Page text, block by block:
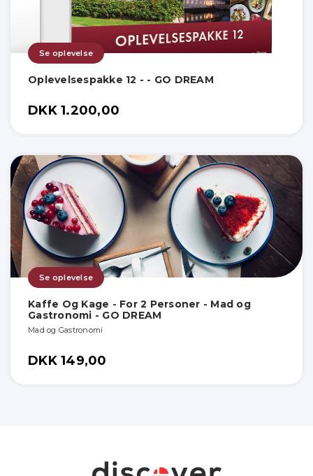
Se oplevelse
Oplevelsespakke 12 - - GO DREAM
DKK 1.200,00
Se oplevelse
Kaffe Og Kage - For 2 Personer - Mad og
Gastronomi - GO DREAM
Mad og Gastronomi
DKK 149,00